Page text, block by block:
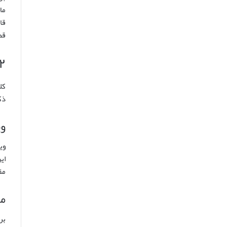
۲. کلاهبرداری ساده: تعریف، ویژگی ها و مجازات